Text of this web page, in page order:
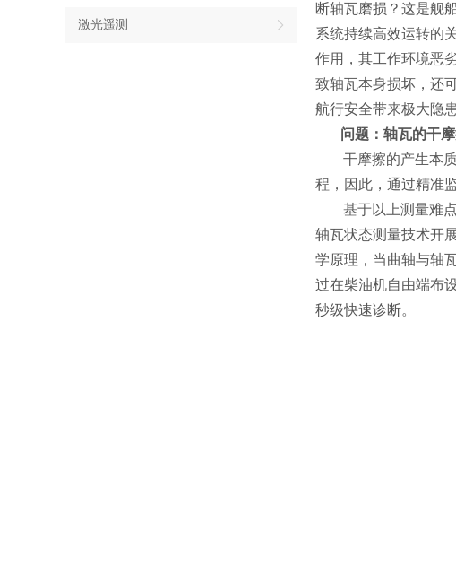
激光遥测
断轴瓦磨损？这是舰
系统持续高效运转的
作用，其工作环境恶
致轴瓦本身损坏，还
航行安全带来极大隐患
问题：轴瓦的干
干摩擦的产生本
程，因此，通过精准
基于以上测量难
轴瓦状态测量技术开
学原理， 当曲轴与轴
过在柴油机自由端布
秒级快速诊断。